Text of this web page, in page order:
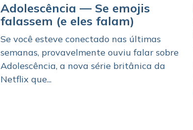
Adolescência — Se emojis
falassem (e eles falam)
Se você esteve conectado nas últimas
semanas, provavelmente ouviu falar sobre
Adolescência, a nova série britânica da
Netflix que...